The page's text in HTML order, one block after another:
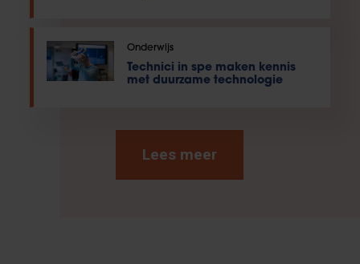
Onderwijs
Technici in spe maken kennis
met duurzame technologie
Lees meer